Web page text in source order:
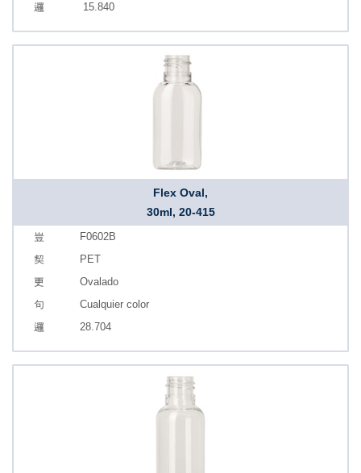
15.840
Flex Oval,
30ml, 20-415
F0602B
PET
Ovalado
Cualquier color
28.704